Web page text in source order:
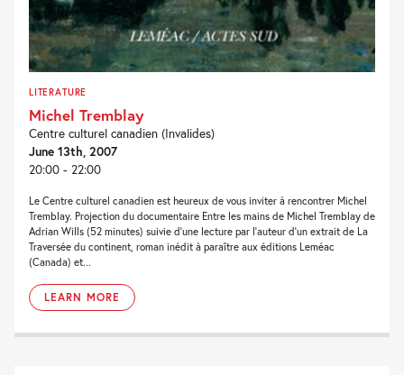
LITERATURE
Michel Tremblay
Centre culturel canadien (Invalides)
June 13th, 2007
20:00 - 22:00
Le Centre culturel canadien est heureux de vous inviter à rencontrer Michel
Tremblay. Projection du documentaire Entre les mains de Michel Tremblay de
Adrian Wills (52 minutes) suivie d’une lecture par l’auteur d’un extrait de La
Traversée du continent, roman inédit à paraître aux éditions Leméac
(Canada) et...
LEARN MORE